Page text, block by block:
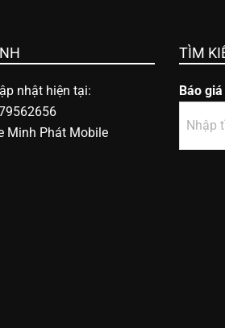
nhật hiện tại:
Minh Phát Mobile
TÌM
Báo